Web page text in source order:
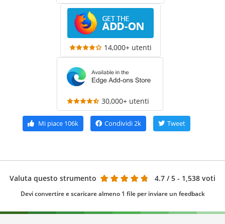
14,000+ utenti
30,000+ utenti
Mi piace 106k Condividi2k Tweet
Valuta questo strumento 4.7 / 5 - 1,538 voti
Devi convertire e scaricare almeno 1 file per inviare un feedback